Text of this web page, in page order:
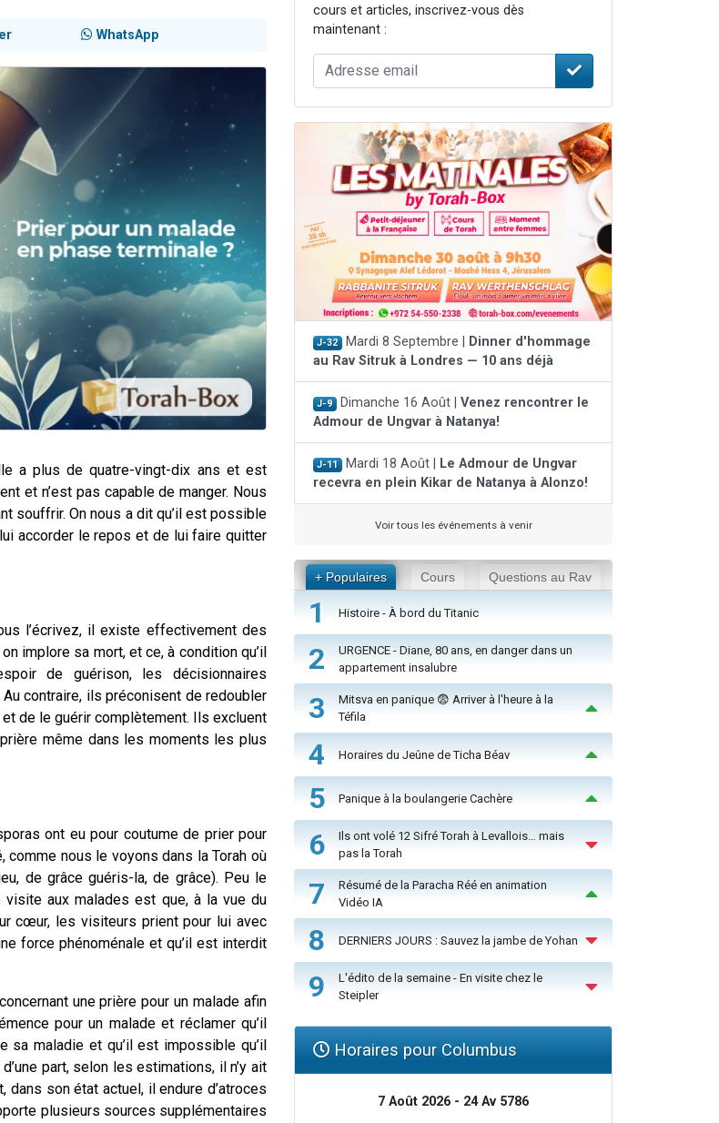
WhatsApp
a plus de quatre-vingt-dix ans et est
et n’est pas capable de manger. Nous
souffrir. On nous a dit qu’il est possible
accorder le repos et de lui faire quitter
l’écrivez, il existe effectivement des
implore sa mort, et ce, à condition qu’il
de guérison, les décisionnaires
contraire, ils préconisent de redoubler
de le guérir complètement. Ils excluent
même dans les moments les plus
ont eu pour coutume de prier pour
comme nous le voyons dans la Torah où
de grâce guéris-la, de grâce). Peu le
aux malades est que, à la vue du
cœur, les visiteurs prient pour lui avec
force phénoménale et qu’il est interdit
une prière pour un malade afin
pour un malade et réclamer qu’il
maladie et qu’il est impossible qu’il
part, selon les estimations, il n’y ait
dans son état actuel, il endure d’atroces
plusieurs sources supplémentaires
cours et articles, inscrivez-vous dès
maintenant :
J-32 Mardi 8 Septembre |
Dinner d'hommage
au Rav Sitruk à Londres — 10 ans déjà
J-9 Dimanche 16 Août | Venez rencontrer le
Admour de Ungvar à Natanya!
J-11 Mardi 18 Août |
Le Admour de Ungvar
recevra en plein Kikar de Natanya à Alonzo!
Voir tous les événements à venir
+ Populaires Cours Questions au Rav
1 Histoire - À bord du Titanic
2
URGENCE - Diane, 80 ans, en danger dans un
appartement insalubre
3
Mitsva en panique 😨 Arriver à l'heure à la
Téfila
4 Horaires du Jeûne de Ticha Béav
5 Panique à la boulangerie Cachère
6
Ils ont volé 12 Sifré Torah à Levallois… mais
pas la Torah
7
Résumé de la Paracha Réé en animation
Vidéo IA
8 DERNIERS JOURS : Sauvez la jambe de Yohan
9
L'édito de la semaine - En visite chez le
Steipler
Horaires pour Columbus
7 Août 2026 - 24 Av 5786